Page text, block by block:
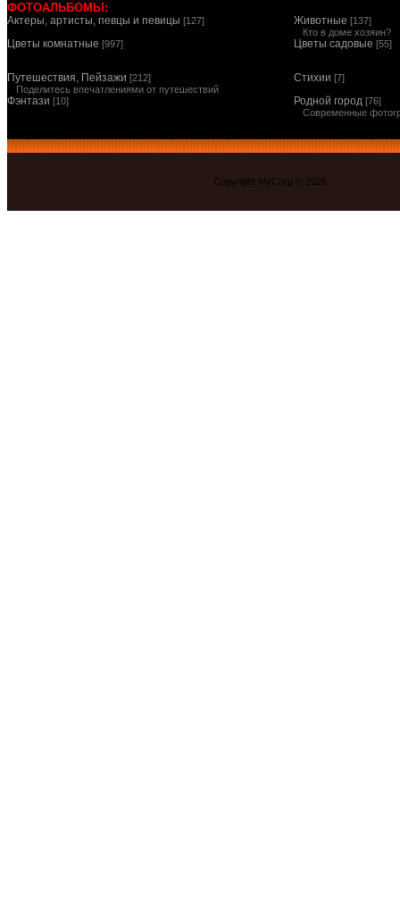
ФОТОАЛЬБОМЫ:
Актеры, артисты, певцы и певицы [127] Животные [137]
Кто в доме хозяин?
Цветы комнатные [997] Цветы садовые [55]
Путешествия, Пейзажи [212]
Поделитесь впечатлениями от путешествий
Стихии [7]
Фэнтази [10] Родной город [76]
Современные
Copyright MyCorp © 2026